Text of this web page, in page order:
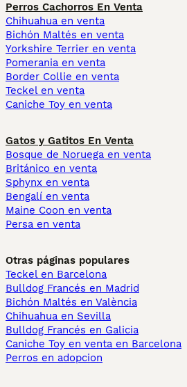
Perros Cachorros En Venta
Chihuahua en venta
Bichón Maltés en venta
Yorkshire Terrier en venta
Pomerania en venta
Border Collie en venta
Teckel en venta
Caniche Toy en venta
Gatos y Gatitos En Venta
Bosque de Noruega en venta
Británico en venta
Sphynx en venta
Bengalí en venta
Maine Coon en venta
Persa en venta
Otras páginas populares
Teckel en Barcelona
Bulldog Francés en Madrid
Bichón Maltés en València
Chihuahua en Sevilla
Bulldog Francés en Galicia
Caniche Toy en venta en Barcelona
Perros en adopcion